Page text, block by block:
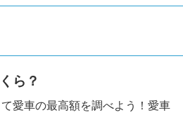
ら？
愛車の最高額を調べよう！愛車